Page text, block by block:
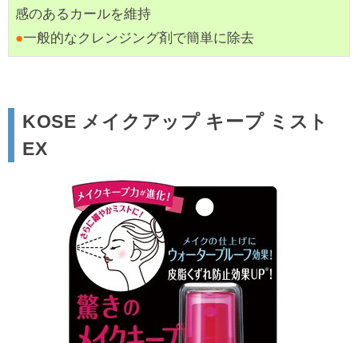
感のあるカールを維持
●一般的なクレンジング剤で簡単に除去
KOSE メイクアップ キープ ミスト
EX